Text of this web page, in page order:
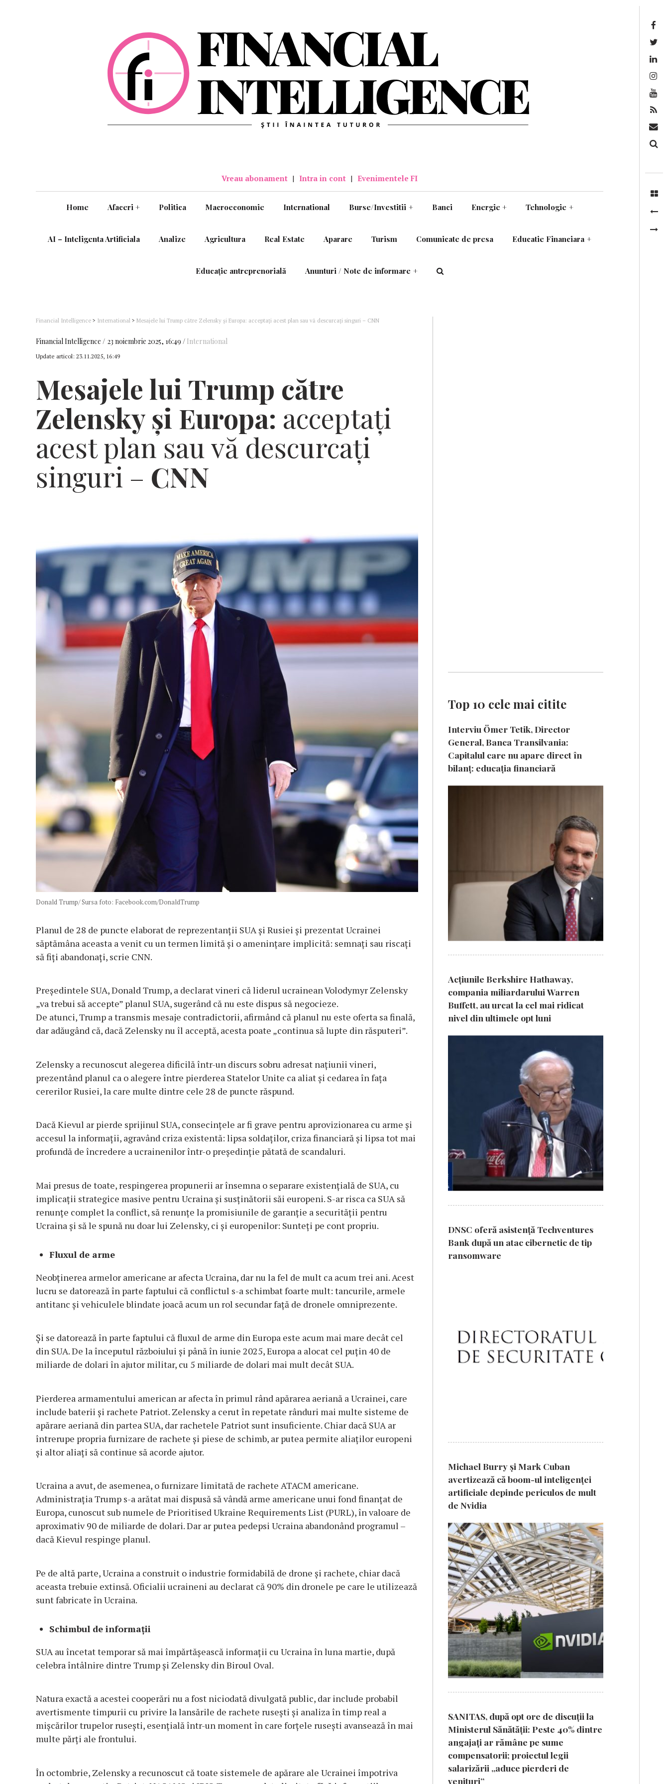
Vreau abonament | Intra in cont | Evenimentele FI
Home Afaceri + Politica Macroeconomie International Burse/Investitii + Banci Energie + Tehnologie +
AI – Inteligenta Artificiala Analize Agricultura Real Estate Aparare Turism Comunicate de presa Educatie Financiara +
Educație antreprenorială Anunturi / Note de informare +
Financial Intelligence > International > Mesajele lui Trump către Zelensky și Europa: acceptați acest plan sau vă descurcați singuri – CNN
Financial Intelligence 23 noiembrie 2025, 16:49 International
Update articol: 23.11.2025, 16:49
Mesajele lui Trump către
Zelensky și Europa: acceptați
acest plan sau vă descurcați
singuri – CNN
Donald Trump/ Sursa foto: Facebook.com/DonaldTrump
Planul de 28 de puncte elaborat de reprezentanții SUA și Rusiei și prezentat Ucrainei
săptămâna aceasta a venit cu un termen limită și o amenințare implicită: semnați sau riscați
să fiți abandonați, scrie CNN.
Președintele SUA, Donald Trump, a declarat vineri că liderul ucrainean Volodymyr Zelensky
„va trebui să accepte” planul SUA, sugerând că nu este dispus să negocieze.
De atunci, Trump a transmis mesaje contradictorii, afirmând că planul nu este oferta sa finală,
dar adăugând că, dacă Zelensky nu îl acceptă, acesta poate „continua să lupte din răsputeri”.
Zelensky a recunoscut alegerea dificilă într-un discurs sobru adresat națiunii vineri,
prezentând planul ca o alegere între pierderea Statelor Unite ca aliat și cedarea în fața
cererilor Rusiei, la care multe dintre cele 28 de puncte răspund.
Dacă Kievul ar pierde sprijinul SUA, consecințele ar fi grave pentru aprovizionarea cu arme și
accesul la informații, agravând criza existentă: lipsa soldaților, criza financiară și lipsa tot mai
profundă de încredere a ucrainenilor într-o președinție pătată de scandaluri.
Mai presus de toate, respingerea propunerii ar însemna o separare existențială de SUA, cu
implicații strategice masive pentru Ucraina și susținătorii săi europeni. S-ar risca ca SUA să
renunțe complet la conflict, să renunțe la promisiunile de garanție a securității pentru
Ucraina și să le spună nu doar lui Zelensky, ci și europenilor: Sunteți pe cont propriu.
Fluxul de arme
Neobținerea armelor americane ar afecta Ucraina, dar nu la fel de mult ca acum trei ani. Acest
lucru se datorează în parte faptului că conflictul s-a schimbat foarte mult: tancurile, armele
antitanc și vehiculele blindate joacă acum un rol secundar față de dronele omniprezente.
Și se datorează în parte faptului că fluxul de arme din Europa este acum mai mare decât cel
din SUA. De la începutul războiului și până în iunie 2025, Europa a alocat cel puțin 40 de
miliarde de dolari în ajutor militar, cu 5 miliarde de dolari mai mult decât SUA.
Pierderea armamentului american ar afecta în primul rând apărarea aeriană a Ucrainei, care
include baterii și rachete Patriot. Zelensky a cerut în repetate rânduri mai multe sisteme de
apărare aeriană din partea SUA, dar rachetele Patriot sunt insuficiente. Chiar dacă SUA ar
întrerupe propria furnizare de rachete și piese de schimb, ar putea permite aliaților europeni
și altor aliați să continue să acorde ajutor.
Ucraina a avut, de asemenea, o furnizare limitată de rachete ATACM americane.
Administrația Trump s-a arătat mai dispusă să vândă arme americane unui fond finanțat de
Europa, cunoscut sub numele de Prioritised Ukraine Requirements List (PURL), în valoare de
aproximativ 90 de miliarde de dolari. Dar ar putea pedepsi Ucraina abandonând programul –
dacă Kievul respinge planul.
Pe de altă parte, Ucraina a construit o industrie formidabilă de drone și rachete, chiar dacă
aceasta trebuie extinsă. Oficialii ucraineni au declarat că 90% din dronele pe care le utilizează
sunt fabricate în Ucraina.
Schimbul de informații
SUA au încetat temporar să mai împărtășească informații cu Ucraina în luna martie, după
celebra întâlnire dintre Trump și Zelensky din Biroul Oval.
Natura exactă a acestei cooperări nu a fost niciodată divulgată public, dar include probabil
avertismente timpurii cu privire la lansările de rachete rusești și analiza în timp real a
mișcărilor trupelor rusești, esențială într-un moment în care forțele rusești avansează în mai
multe părți ale frontului.
În octombrie, Zelensky a recunoscut că toate sistemele de apărare ale Ucrainei împotriva
Top 10 cele mai citite
Interviu Ömer Tetik, Director
General, Banca Transilvania:
Capitalul care nu apare direct în
bilanț: educația financiară
Acțiunile Berkshire Hathaway,
compania miliardarului Warren
Buffett, au urcat la cel mai ridicat
nivel din ultimele opt luni
DNSC oferă asistență Techventures
Bank după un atac cibernetic de tip
ransomware
Michael Burry și Mark Cuban
avertizează că boom-ul inteligenței
artificiale depinde periculos de mult
de Nvidia
SANITAS, după opt ore de discuții la
Ministerul Sănătății: Peste 40% dintre
angajați ar rămâne pe sume
compensatorii; proiectul legii
salarizării „aduce pierderi de
venituri”